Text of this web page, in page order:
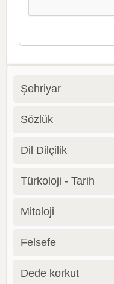
Şehriyar
Sözlük
Dil Dilçilik
Türkoloji - Tarih
Mitoloji
Felsefe
Dede korkut